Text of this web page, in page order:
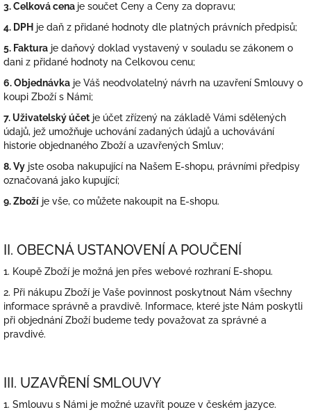
3. Celková cena je součet Ceny a Ceny za dopravu;
4. DPH je daň z přidané hodnoty dle platných právních předpisů;
5. Faktura je daňový doklad vystavený v souladu se zákonem o
dani z přidané hodnoty na Celkovou cenu;
6. Objednávka je Váš neodvolatelný návrh na uzavření Smlouvy o
koupi Zboží s Námi;
7. Uživatelský účet je účet zřízený na základě Vámi sdělených
údajů, jež umožňuje uchování zadaných údajů a uchovávání
historie objednaného Zboží a uzavřených Smluv;
8. Vy jste osoba nakupující na Našem E-shopu, právními předpisy
označovaná jako kupující;
9. Zboží je vše, co můžete nakoupit na E-shopu.
II. OBECNÁ USTANOVENÍ A POUČENÍ
1. Koupě Zboží je možná jen přes webové rozhraní E-shopu.
2. Při nákupu Zboží je Vaše povinnost poskytnout Nám všechny
informace správně a pravdivě. Informace, které jste Nám poskytli
při objednání Zboží budeme tedy považovat za správné a
pravdivé.
III. UZAVŘENÍ SMLOUVY
1. Smlouvu s Námi je možné uzavřít pouze v českém jazyce.